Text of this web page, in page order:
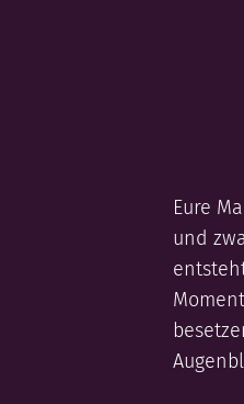
Eure
und